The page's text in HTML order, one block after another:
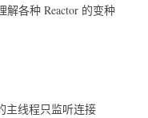
各种 Reactor 的变种
主线程只监听连接